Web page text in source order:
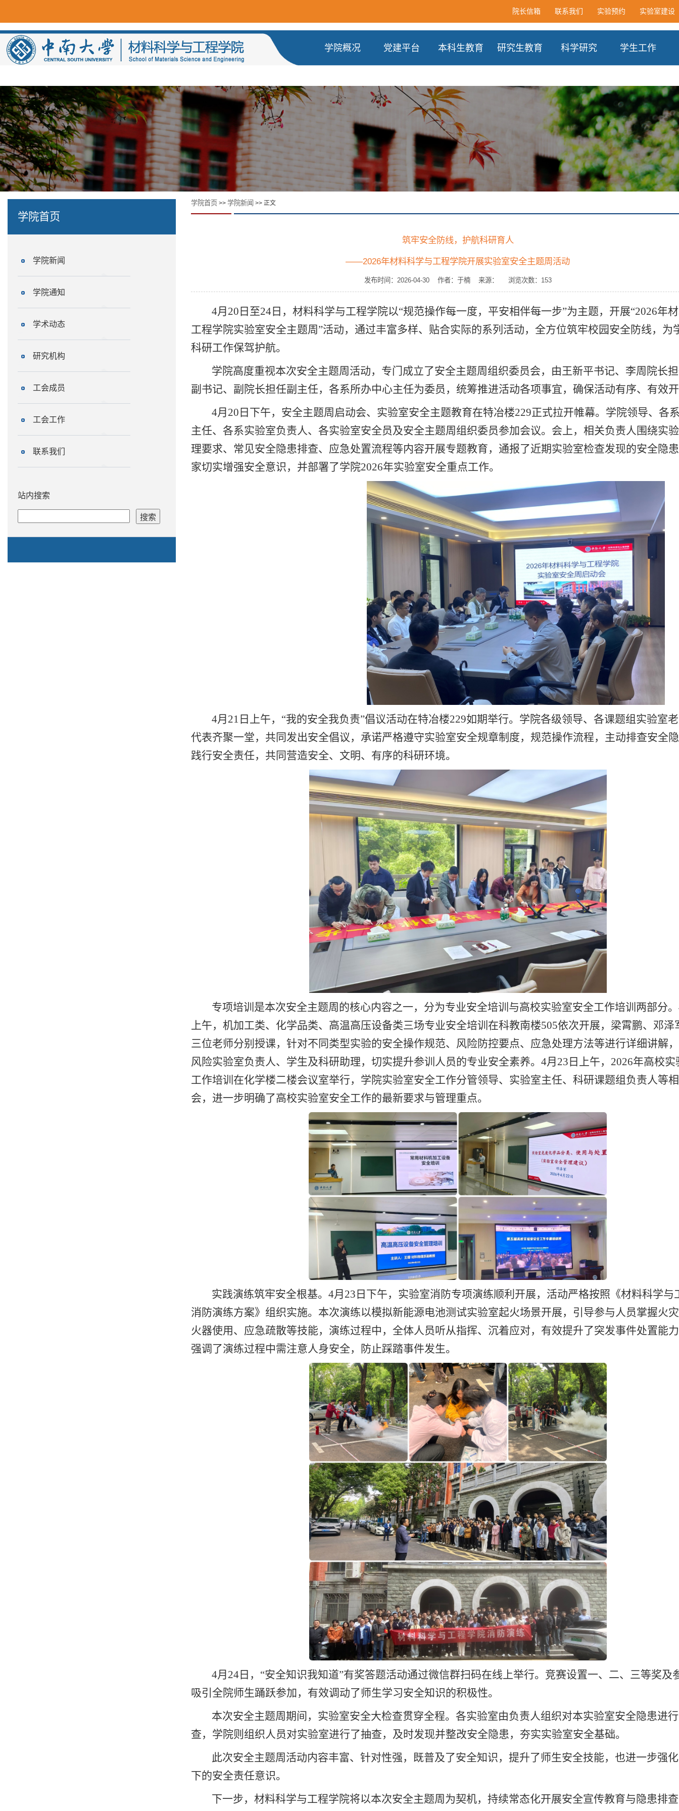
院长信箱 联系我们 实验预约 实验室建设
学院概况 党建平台 本科生教育 研究生教育 科学研究 学生工作
学院首页
学院新闻
学院通知
学术动态
研究机构
工会成员
工会工作
联系我们
站内搜索
学院首页 >> 学院新闻 >> 正文
筑牢安全防线，护航科研育人
——2026年材料科学与工程学院开展实验室安全主题周活动
发布时间：2026-04-30 作者：于楠 来源： 浏览次数： 153
4月20日至24日，材料科学与工程学院以“规范操作每一度，平安相伴每一步”为主题，开展“2026年
工程学院实验室安全主题周”活动，通过丰富多样、贴合实际的系列活动，全方位筑牢校园安全防线，为
科研工作保驾护航。
学院高度重视本次安全主题周活动，专门成立了安全主题周组织委员会，由王新平书记、李周院长
副书记、副院长担任副主任，各系所办中心主任为委员，统筹推进活动各项事宜，确保活动有序、有效
4月20日下午，安全主题周启动会、实验室安全主题教育在特冶楼229正式拉开帷幕。学院领导、各
主任、各系实验室负责人、各实验室安全员及安全主题周组织委员参加会议。会上，相关负责人围绕实
理要求、常见安全隐患排查、应急处置流程等内容开展专题教育，通报了近期实验室检查发现的安全隐
家切实增强安全意识，并部署了学院2026年实验室安全重点工作。
4月21日上午，“我的安全我负责”倡议活动在特冶楼229如期举行。学院各级领导、各课题组实验室
代表齐聚一堂，共同发出安全倡议，承诺严格遵守实验室安全规章制度，规范操作流程，主动排查安全
践行安全责任，共同营造安全、文明、有序的科研环境。
专项培训是本次安全主题周的核心内容之一，分为专业安全培训与高校实验室安全工作培训两部分
上午，机加工类、化学品类、高温高压设备类三场专业安全培训在科教南楼505依次开展，梁霄鹏、邓泽
三位老师分别授课，针对不同类型实验的安全操作规范、风险防控要点、应急处理方法等进行详细讲解
风险实验室负责人、学生及科研助理，切实提升参训人员的专业安全素养。4月23日上午，2026年高校实
工作培训在化学楼二楼会议室举行，学院实验室安全工作分管领导、实验室主任、科研课题组负责人等
会，进一步明确了高校实验室安全工作的最新要求与管理重点。
实践演练筑牢安全根基。4月23日下午，实验室消防专项演练顺利开展，活动严格按照《材料科学与
消防演练方案》组织实施。本次演练以模拟新能源电池测试实验室起火场景开展，引导参与人员掌握火
火器使用、应急疏散等技能，演练过程中，全体人员听从指挥、沉着应对，有效提升了突发事件处置能
强调了演练过程中需注意人身安全，防止踩踏事件发生。
4月24日，“安全知识我知道”有奖答题活动通过微信群扫码在线上举行。竞赛设置一、二、三等奖及
吸引全院师生踊跃参加，有效调动了师生学习安全知识的积极性。
本次安全主题周期间，实验室安全大检查贯穿全程。各实验室由负责人组织对本实验室安全隐患进
查，学院则组织人员对实验室进行了抽查，及时发现并整改安全隐患，夯实实验室安全基础。
此次安全主题周活动内容丰富、针对性强，既普及了安全知识，提升了师生安全技能，也进一步强
下的安全责任意识。
下一步，材料科学与工程学院将以本次安全主题周为契机，持续常态化开展安全宣传教育与隐患排